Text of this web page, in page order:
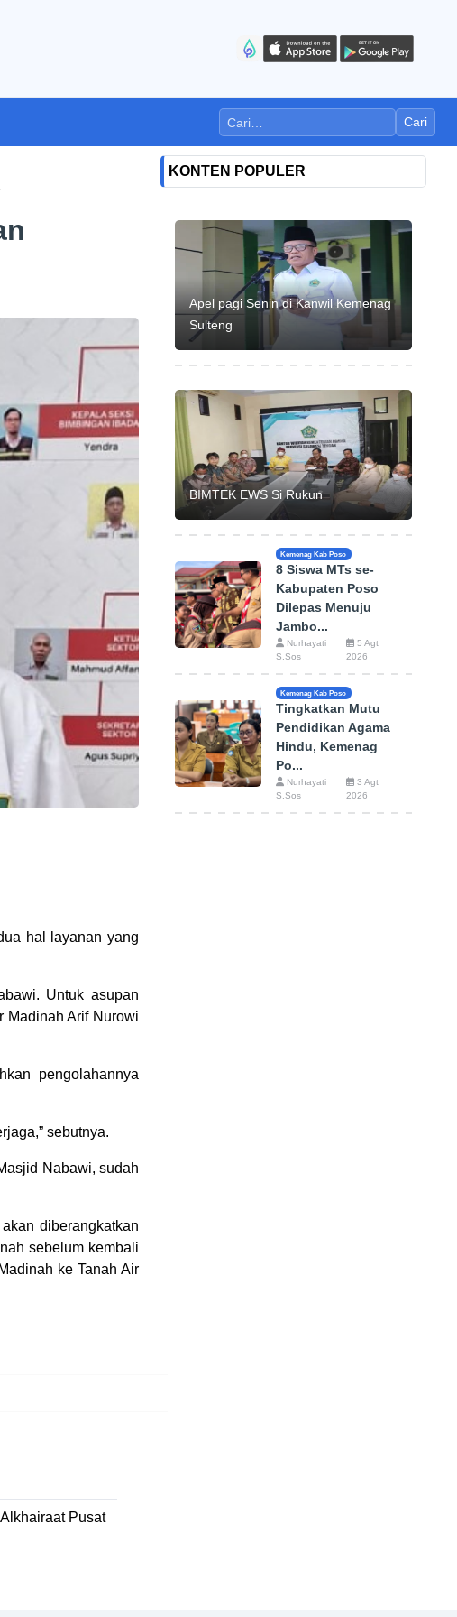
Cari
hal layanan yang
Untuk asupan
Madinah Arif Nurowi
pengolahannya
sebutnya.
Nabawi, sudah
diberangkatkan
sebelum kembali
ke Tanah Air
Pusat
KONTEN POPULER
Apel pagi Senin di Kanwil Kemenag
Sulteng
BIMTEK EWS Si Rukun
Kemenag Kab Poso
8 Siswa MTs se-
Kabupaten Poso
Dilepas Menuju
Jambo...
Nurhayati
S.Sos
5 Agt
2026
Kemenag Kab Poso
Tingkatkan Mutu
Pendidikan Agama
Hindu, Kemenag
Po...
Nurhayati
S.Sos
3 Agt
2026